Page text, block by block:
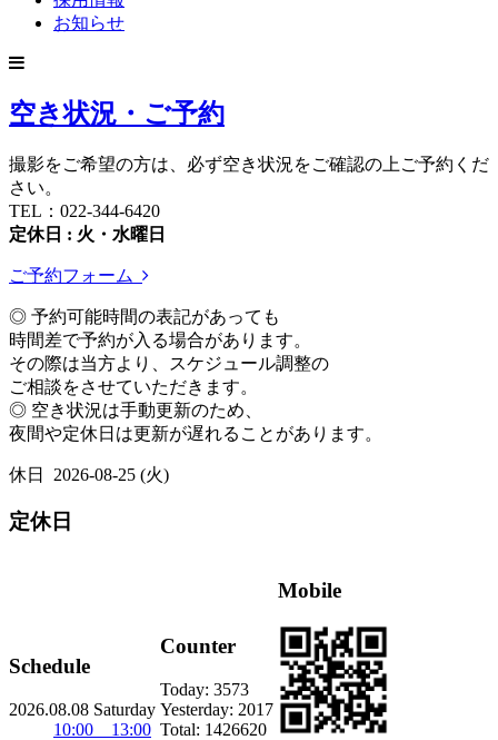
お知らせ
空き状況・ご予約
撮影をご希望の方は、必ず空き状況をご確認の上ご予約くだ
さい。
TEL：022-344-6420
定休日 : 火・水曜日
ご予約フォーム
◎ 予約可能時間の表記があっても
時間差で予約が入る場合があります。
その際は当方より、スケジュール調整の
ご相談をさせていただきます。
◎ 空き状況は手動更新のため、
夜間や定休日は更新が遅れることがあります。
休日 2026-08-25 (火)
定休日
Schedule
2026.08.08 Saturday
10:00 13:00
Counter
Today: 3573
Yesterday: 2017
Total: 1426620
Mobile